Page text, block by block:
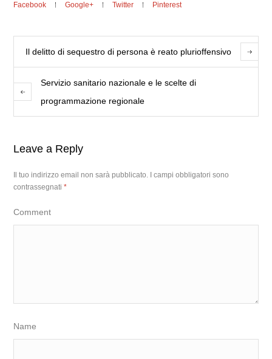
Facebook Google+ Twitter Pinterest
Il delitto di sequestro di persona è reato plurioffensivo
Servizio sanitario nazionale e le scelte di
programmazione regionale
Leave a Reply
Il tuo indirizzo email non sarà pubblicato.
I campi obbligatori sono
contrassegnati*
Comment
Name